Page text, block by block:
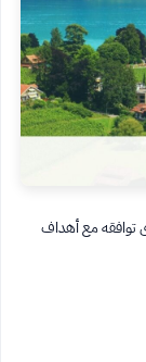
توافقه مع أهداف